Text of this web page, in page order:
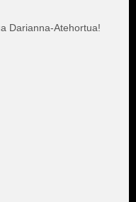
Darianna-Atehortua!